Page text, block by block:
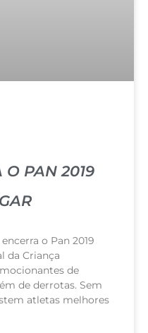
O PAN 2019
o Pan 2019
da Criança
de
de derrotas. Sem
atletas melhores